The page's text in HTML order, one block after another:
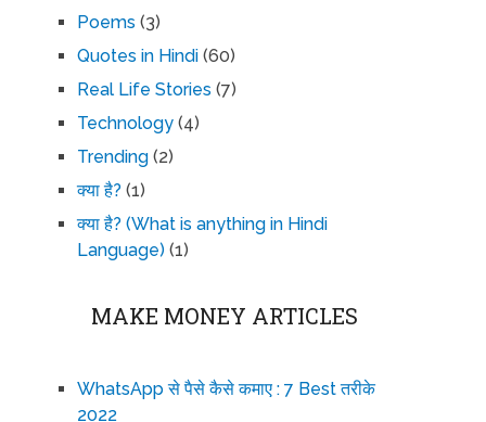
Poems (3)
Quotes in Hindi(60)
Real Life Stories (7)
Technology(4)
Trending(2)
क्या है? (1)
क्या है? (What is anything in Hindi
Language)(1)
MAKE MONEY ARTICLES
WhatsApp से पैसे कैसे कमाए : 7 Best तरीके
2022